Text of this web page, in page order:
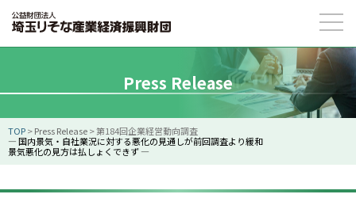
Press Release
TOP>Press Release>第184回企業経営動向調査
― 国内景気・自社業況に対する悪化の見通しが前回調査より緩和
景気悪化の見方は払しょくできず ―